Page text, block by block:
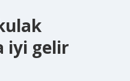
iyi gelir